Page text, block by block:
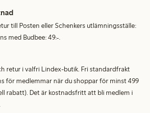
till Posten eller Schenkers utlämningsställe:
med Budbee: 49:-.
retur i valfri Lindex-butik. Fri standardfrakt
för medlemmar när du shoppar för minst 499
rabatt). Det är kostnadsfritt att bli medlem i